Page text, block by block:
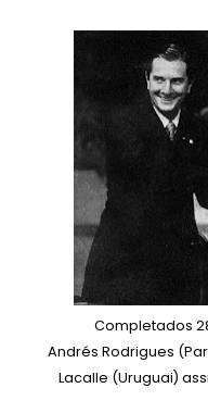
Completados
Andrés Rodrigues
Lacalle (Uruguai)